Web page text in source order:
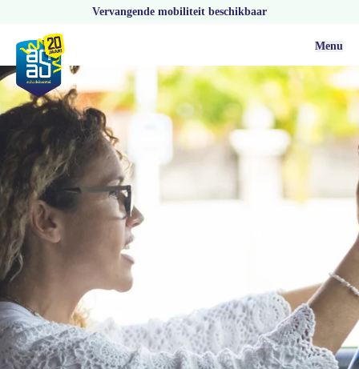
Vervangende mobiliteit beschikbaar
Menu